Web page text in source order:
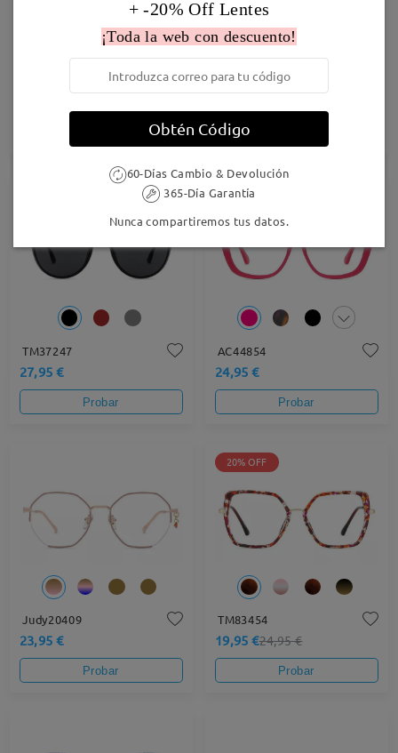
AC42601
TM37247
27,95 €
Probar
AC44854
24,95 €
Probar
Judy20409
23,95 €
Probar
20% OFF
TM83454
19,95 €24,95 €
Probar
+ -20% Off Lentes
¡Toda la web con descuento!
Obtén Código
60-Días Cambio & Devolución
365-Día Garantía
Nunca compartiremos tus datos.